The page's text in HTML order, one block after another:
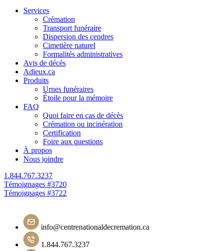
Services
Crémation
Transport funéraire
Dispersion des cendres
Cimetière naturel
Formalités administratives
Avis de décès
Adieux.ca
Produits
Urnes funéraires
Étoile pour la mémoire
FAQ
Quoi faire en cas de décès
Crémation ou incinération
Certification
Foire aux questions
À propos
Nous joindre
1.844.767.3237
Navigation
de
l'article
Témoignages #3720
Témoignages #3722
info@centrenationaldecremation.ca
1.844.767.3237